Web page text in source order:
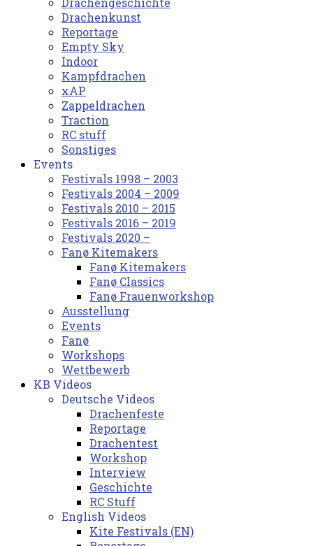
Drachenkunst
Reportage
Empty Sky
Indoor
Kampfdrachen
xAP
Zappeldrachen
Traction
RC stuff
Sonstiges
Events
Festivals 1998 – 2003
Festivals 2004 – 2009
Festivals 2010 – 2015
Festivals 2016 – 2019
Festivals 2020 –
Fanø Kitemakers
Fanø Kitemakers
Fanø Classics
Fanø Frauenworkshop
Ausstellung
Events
Fanø
Workshops
Wettbewerb
KB Videos
Deutsche Videos
Drachenfeste
Reportage
Drachentest
Workshop
Interview
Geschichte
RC Stuff
English Videos
Kite Festivals (EN)